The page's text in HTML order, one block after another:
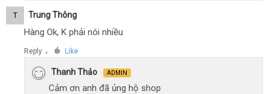
T Trung Thông
Hàng Ok, K phải nói nhiều
Reply ● Like
Thanh Thảo ADMIN
Cảm ơn anh đã ủng hộ shop